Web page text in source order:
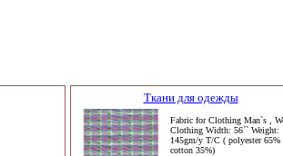
Ткани для одежды
Fabric for Clothing Man`s ,
Clothing Width: 56`` Weight:
145gm/y T/C ( polyester 65%
cotton 35%)